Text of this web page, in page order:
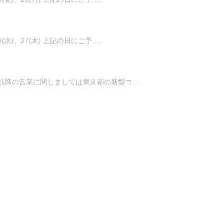
)、27(木) 上記の日にご予 …
の営業に関しましては東京都の新型コ …